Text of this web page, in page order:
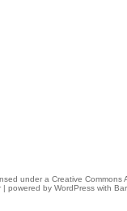
under a Creative Commons
| powered by WordPress with